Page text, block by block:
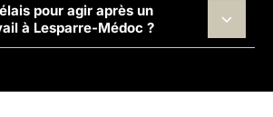
pour agir après un
à Lesparre-Médoc ?